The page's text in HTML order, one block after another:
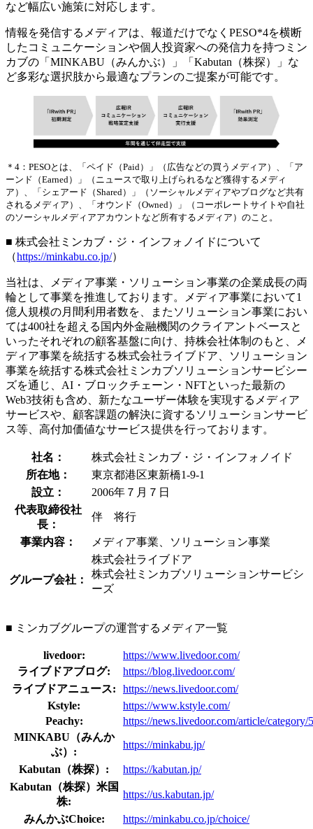
など幅広い施策に対応します。
情報を発信するメディアは、報道だけでなくPESO*4を横断
したコミュニケーションや個人投資家への発信力を持つミン
カブの「MINKABU（みんかぶ）」「Kabutan（株探）」な
ど多彩な選択肢から最適なプランのご提案が可能です。
＊4：PESOとは、「ペイド（Paid）」（広告などの買うメディア）、「ア
ーンド（Earned）」（ニュースで取り上げられるなど獲得するメディ
ア）、「シェアード（Shared）」（ソーシャルメディアやブログなど共有
されるメディア）、「オウンド（Owned）」（コーポレートサイトや自社
のソーシャルメディアアカウントなど所有するメディア）のこと。
■ 株式会社ミンカブ・ジ・インフォノイドについて
（https://minkabu.co.jp/）
当社は、メディア事業・ソリューション事業の企業成長の両
輪として事業を推進しております。メディア事業において1
億人規模の月間利用者数を、またソリューション事業におい
ては400社を超える国内外金融機関のクライアントベースと
いったそれぞれの顧客基盤に向け、持株会社体制のもと、メ
ディア事業を統括する株式会社ライブドア、ソリューション
事業を統括する株式会社ミンカブソリューションサービシー
ズを通じ、AI・ブロックチェーン・NFTといった最新の
Web3技術も含め、新たなユーザー体験を実現するメディア
サービスや、顧客課題の解決に資するソリューションサービ
ス等、高付加価値なサービス提供を行っております。
社名：
株式会社ミンカブ・ジ・インフォノイド
所在地：
東京都港区東新橋1-9-1
設立：
2006年７月７日
代表取締役社
長：
伴 将行
事業内容： メディア事業、ソリューション事業
グループ会社：
株式会社ライブドア
株式会社ミンカブソリューションサービシ
ーズ
■ ミンカブグループの運営するメディア一覧
livedoor:
https://www.livedoor.com/
ライブドアブログ:
https://blog.livedoor.com/
ライブドアニュース:
https://news.livedoor.com/
Kstyle:
https://www.kstyle.com/
Peachy:
https://news.livedoor.com/article/category/
MINKABU（みんか
ぶ）:
https://minkabu.jp/
Kabutan（株探）:
https://kabutan.jp/
Kabutan（株探）米国
株:
https://us.kabutan.jp/
みんかぶChoice:
https://minkabu.co.jp/choice/